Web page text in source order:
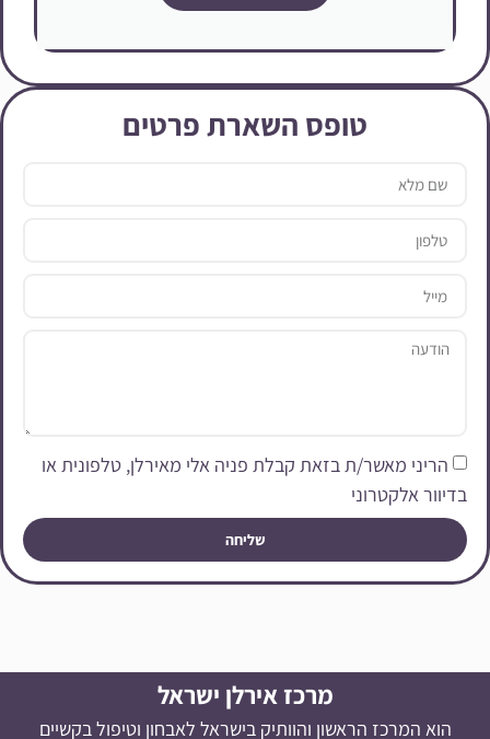
טופס השארת פרטים
הריני מאשר/ת בזאת קבלת פניה אלי מאירלן, טלפונית או
בדיוור אלקטרוני
שליחה
מרכז אירלן ישראל
הוא המרכז הראשון והוותיק בישראל לאבחון וטיפול בקשיים